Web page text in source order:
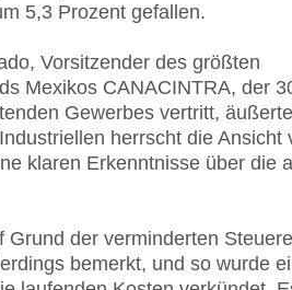
5,3 Prozent gefallen.
Vorsitzender des größten
Mexikos CANACINTRA, der
Gewerbes vertritt,
herrscht die Ansicht
klaren Erkenntnisse über die
Grund der verminderten
bemerkt, und so wurde